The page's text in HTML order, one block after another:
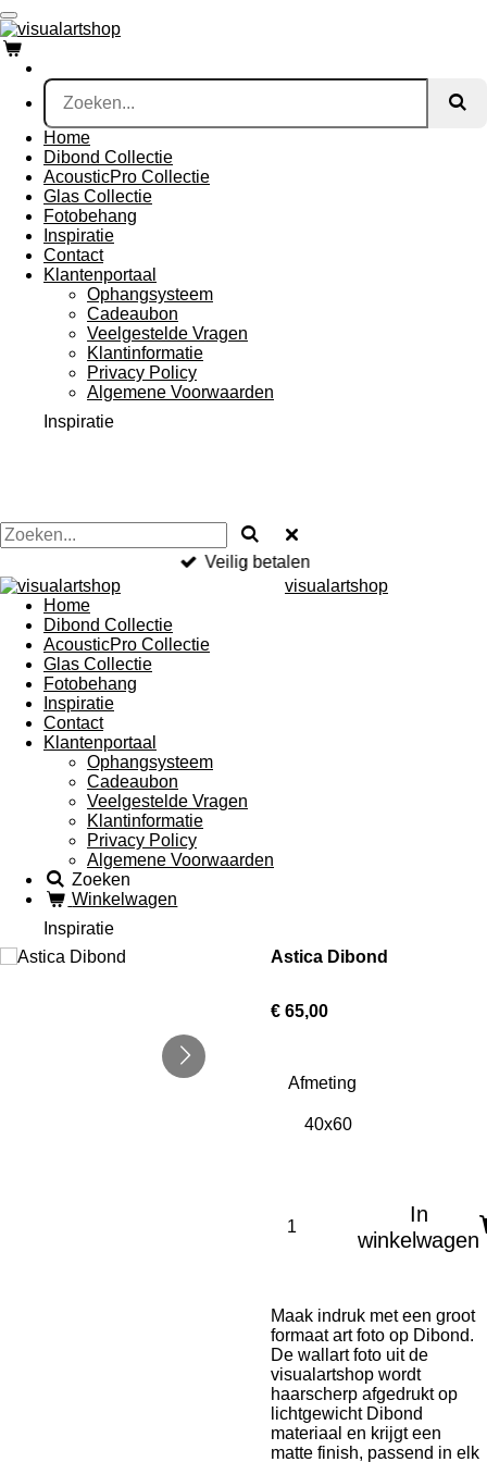
Ga
direct
naar
de
hoofdinhoud
Home
Dibond Collectie
AcousticPro Collectie
Glas Collectie
Fotobehang
Inspiratie
Contact
Klantenportaal
Ophangsysteem
Cadeaubon
Veelgestelde Vragen
Klantinformatie
Privacy Policy
Algemene Voorwaarden
Inspiratie
Veilig betalen
visualartshop
Home
Dibond Collectie
AcousticPro Collectie
Glas Collectie
Fotobehang
Inspiratie
Contact
Klantenportaal
Ophangsysteem
Cadeaubon
Veelgestelde Vragen
Klantinformatie
Privacy Policy
Algemene Voorwaarden
Zoeken
Winkelwagen
Inspiratie
Astica Dibond
€ 65,00
Afmeting
In
winkelwagen
Maak indruk met een groot
formaat art foto op Dibond.
De wallart foto uit de
visualartshop wordt
haarscherp afgedrukt op
lichtgewicht Dibond
materiaal en krijgt een
matte finish, passend in elk